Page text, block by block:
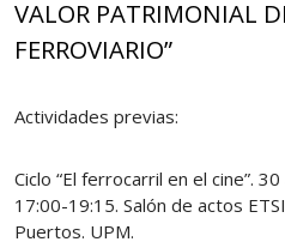
VALOR PATRIMONIAL
FERROVIARIO”
Actividades previas:
Ciclo “El ferrocarril en el cine”.
17:00-19:15. Salón de actos
Puertos. UPM.